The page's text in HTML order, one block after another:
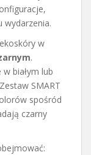
wydarzenia.
w
.
białym lub
SMART
spośród
czarny